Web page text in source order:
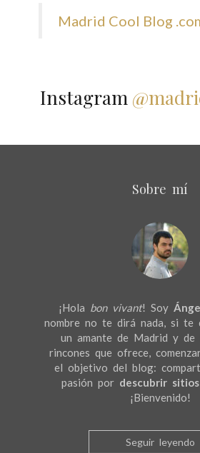
Madrid Cool Blog
Instagram
Sobre mí
¡Hola bon vivant! Soy
nombre no te dirá nada, si te
un amante de Madrid y de
rincones que ofrece,
el objetivo del blog:
pasión por descubrir
¡Bienvenido!
Seguir leyendo